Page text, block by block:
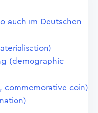
auch im Deutschen
(demographic
commemorative coin)